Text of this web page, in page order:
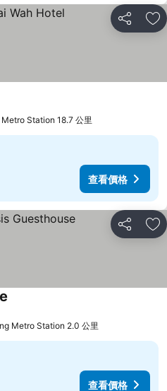
分享 放
Station 18.7 公里
查看價格
分享 放
Metro Station 2.0 公里
查看價格